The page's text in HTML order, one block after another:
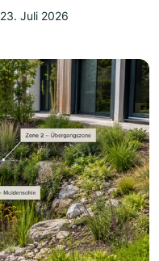
23. Juli 2026